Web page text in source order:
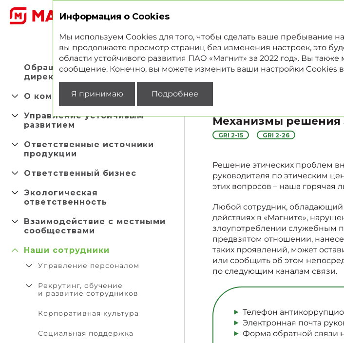
Обращение Управляющего
директора
О компании
Управление устойчивым
развитием
Ответственные источники
продукции
Ответственный бизнес
Экологическая
ответственность
Взаимодействие с местными
сообществами
Наши сотрудники
Управление персоналом
Рекрутинг, обучение
и развитие сотрудников
Корпоративная культура
Социальная поддержка
Равные
Механизмы решения
GRI 2-15 GRI 2-26
Решение этических проблем
руководителя по этическим
этих вопросов – наша горячая
Любой сотрудник,
действиях в «Магните»,
злоупотреблении служебным
предвзятом отношении,
таких проявлений, может
или сообщить об этом
по следующим каналам связи.
Телефон
Электронная почта
Форма обратной связи
Информация о Cookies
Мы используем Cookies для того, чтобы сделать ваше пребывание
вы продолжаете просмотр страниц без изменения настроек, это
области устойчивого развития ПАО «Магнит» за 2022 год». Вы
сообщение. Конечно, вы можете изменить ваши настройки Cookies
Я принимаю Подробнее